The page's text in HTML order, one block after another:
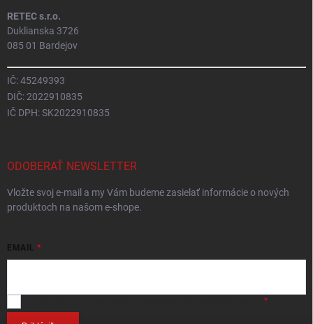
RETEC s.r.o.
Duklianska 3726
085 01 Bardejov
IČ: 45249393
DIČ: 2022910835
IČ DPH: SK2022910835
ODOBERAŤ NEWSLETTER
Vložte svoj e-mail a my Vám budeme zasielať informácie o nových
produktoch na našom e-shope.
EMAIL